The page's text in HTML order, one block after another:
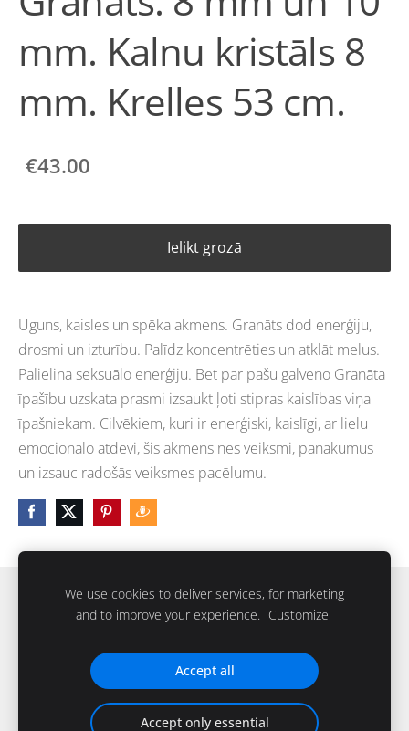
mm. Kalnu kristāls 8
mm. Krelles 53 cm.
€43.00
Ielikt grozā
Uguns, kaisles un spēka akmens. Granāts dod enerģiju,
drosmi un izturību. Palīdz koncentrēties un atklāt melus.
Palielina seksuālo enerģiju. Bet par pašu galveno Granāta
īpašību uzskata prasmi izsaukt ļoti stipras kaislības viņa
īpašniekam. Cilvēkiem, kuri ir enerģiski, kaislīgi, ar lielu
emocionālo atdevi, šis akmens nes veiksmi, panākumus
un izsauc radošās veiksmes pacēlumu.
Sīkdatnes
IKstone © 2026. Visas tiesības rezervētas
We use cookies to deliver services, for marketing
and to improve your experience. Customize
Accept all
Accept only essential